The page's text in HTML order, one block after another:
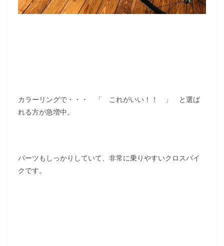
カラーリングで・・・ 「 これがいい！！ 」 と選ば
れる方が急増中。
パーツもしっかりしていて、非常に乗りやすいクロスバイ
クです。